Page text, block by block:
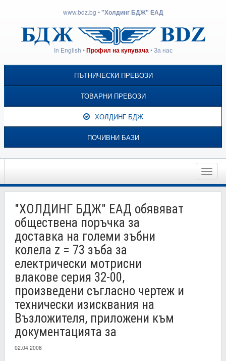
www.bdz.bg •"Холдинг БДЖ" ЕАД
In English •Профил на купувача •За нас
ПЪТНИЧЕСКИ ПРЕВОЗИ
ТОВАРНИ ПРЕВОЗИ
ХОЛДИНГ БДЖ
ПОЧИВНИ БАЗИ
Toggle
"ХОЛДИНГ БДЖ" ЕАД обявяват
обществена поръчка за
доставка на големи зъбни
колела z = 73 зъба за
електрически мотрисни
влакове серия 32-00,
произведени съгласно чертеж и
технически изисквания на
Възложителя, приложени към
документацията за
02.04.2008